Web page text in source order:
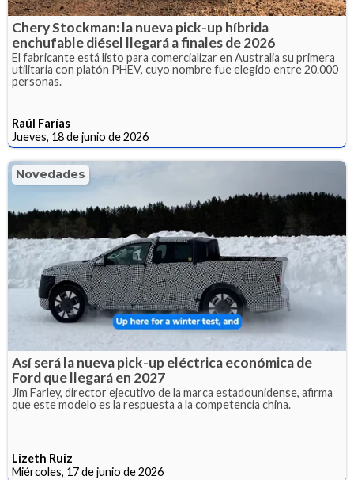
Chery Stockman: la nueva pick-up híbrida
enchufable diésel llegará a finales de 2026
El fabricante está listo para comercializar en Australia su primera
utilitaria con platón PHEV, cuyo nombre fue elegido entre 20.000
personas.
Raúl Farías
Jueves, 18 de junio de 2026
Novedades
Así será la nueva pick-up eléctrica económica de
Ford que llegará en 2027
Jim Farley, director ejecutivo de la marca estadounidense, afirma
que este modelo es la respuesta a la competencia china.
Lizeth Ruiz
Miércoles, 17 de junio de 2026